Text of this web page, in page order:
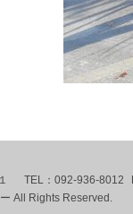
TEL： 092-936-8012
All Rights Reserved.